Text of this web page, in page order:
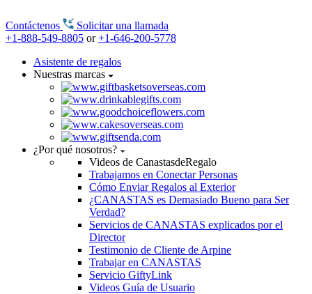
Contáctenos
Solicitar una llamada
+1-888-549-8805 or+1-646-200-5778
Asistente de regalos
Nuestras marcas
¿Por qué nosotros?
Videos de CanastasdeRegalo
Trabajamos en Conectar Personas
Cómo Enviar Regalos al Exterior
¿CANASTAS es Demasiado Bueno para Ser
Verdad?
Servicios de CANASTAS explicados por el
Director
Testimonio de Cliente de Arpine
Trabajar en CANASTAS
Servicio GiftyLink
Videos Guía de Usuario